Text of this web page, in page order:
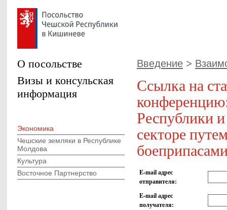
Введение >
Ссылка на
Республики
секторе
E-mail адрес
отправителя:
E-mail адрес
получателя:
О посольстве
Визы и консульская
информация
Экономика
Чешские земляки в Республике
Молдова
Культура
Восточное Партнерство